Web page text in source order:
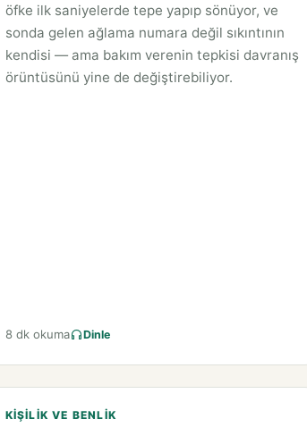
öfke ilk saniyelerde tepe yapıp sönüyor, ve
sonda gelen ağlama numara değil sıkıntının
kendisi — ama bakım verenin tepkisi davranış
örüntüsünü yine de değiştirebiliyor.
8 dk okuma Dinle
KIŞILIK VE BENLIK